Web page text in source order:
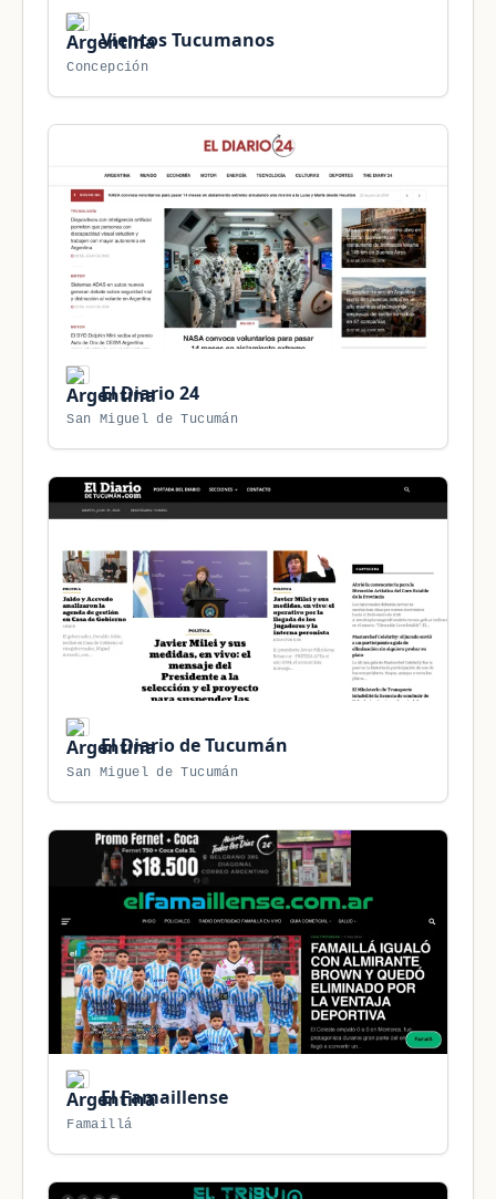
Vientos Tucumanos
Concepción
El Diario 24
San Miguel de Tucumán
El Diario de Tucumán
San Miguel de Tucumán
El Famaillense
Famaillá